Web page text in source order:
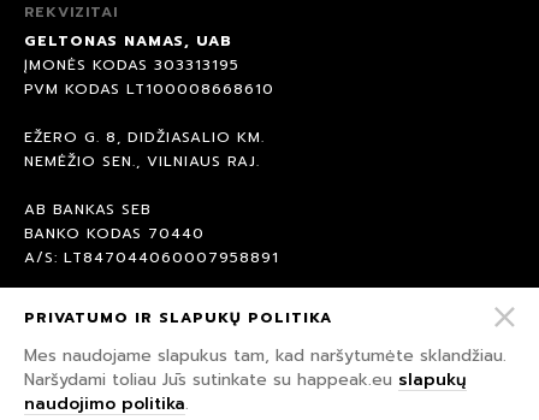
REKVIZITAI
GELTONAS NAMAS, UAB
ĮMONĖS KODAS 303313195
PVM KODAS LT100008668610
EŽERO G. 8, DIDŽIASALIO KM.
NEMĖŽIO SEN., VILNIAUS RAJ.
AB BANKAS SEB
BANKO KODAS 70440
A/S: LT847044060007958891
© 2026 HAPPEAK.
VISOS TEISĖS SAUGOMOS.
PRIVATUMO IR SLAPUKŲ POLITIKA
PRIVATUMO IR SLAPUKŲ POLITIKA
Mes naudojame slapukus tam, kad naršytumėte sklandžiau.
Naršydami toliau Jūs sutinkate su happeak.eu slapukų
naudojimo politika.